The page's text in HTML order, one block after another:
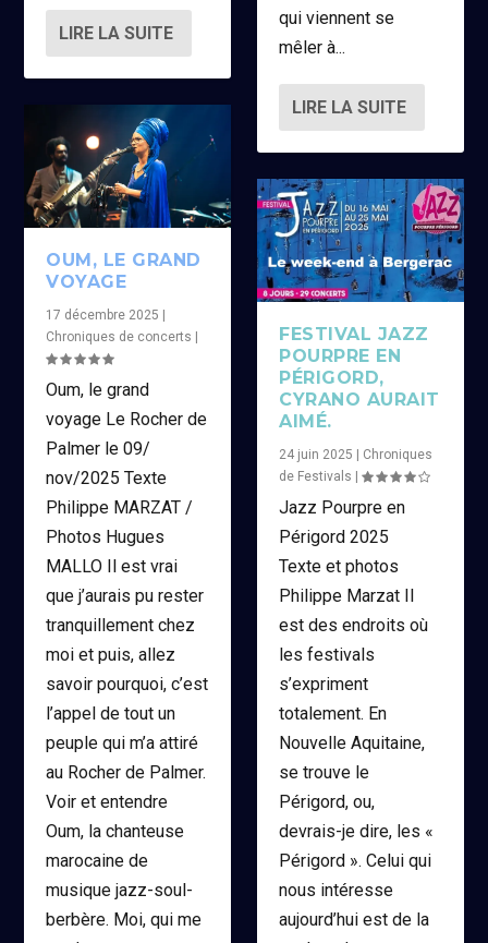
LIRE LA SUITE
OUM, LE GRAND
VOYAGE
17 décembre 2025
Chroniques de concerts
Oum, le grand
voyage Le Rocher de
Palmer le 09/
nov/2025 Texte
Philippe MARZAT /
Photos Hugues
MALLO Il est vrai
que j’aurais pu rester
tranquillement chez
moi et puis, allez
savoir pourquoi, c’est
l’appel de tout un
peuple qui m’a attiré
au Rocher de Palmer.
Voir et entendre
Oum, la chanteuse
marocaine de
musique jazz-soul-
berbère. Moi, qui me
qui viennent se
mêler à...
LIRE LA SUITE
FESTIVAL JAZZ
POURPRE EN
PÉRIGORD,
CYRANO AURAIT
AIMÉ.
24 juin 2025
Chroniques
de Festivals
Jazz Pourpre en
Périgord 2025
Texte et photos
Philippe Marzat Il
est des endroits où
les festivals
s’expriment
totalement. En
Nouvelle Aquitaine,
se trouve le
Périgord, ou,
devrais-je dire, les «
Périgord ». Celui qui
nous intéresse
aujourd’hui est de la